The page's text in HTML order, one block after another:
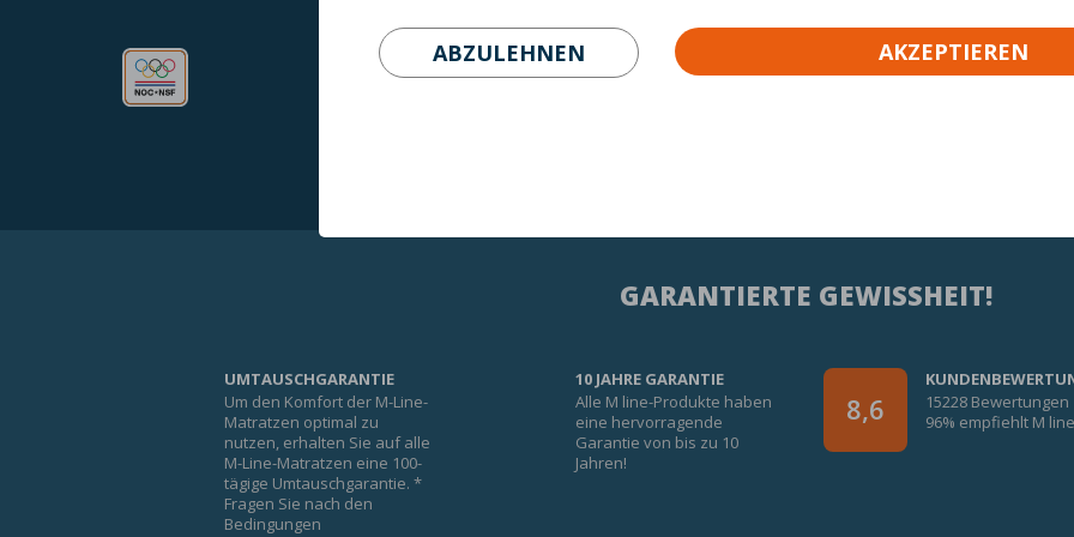
ABZULEHNEN AKZEPTIEREN
GARANTIERTE GEWISSHEIT!
UMTAUSCHGARANTIE
Um den Komfort der M-Line-
Matratzen optimal zu
nutzen, erhalten Sie auf alle
M-Line-Matratzen eine 100-
tägige Umtauschgarantie. *
Fragen Sie nach den
Bedingungen
10 JAHRE GARANTIE
Alle M line-Produkte haben
eine hervorragende
Garantie von bis zu 10
Jahren!
8,6
15228 Bewertungen
96% empfiehlt M line